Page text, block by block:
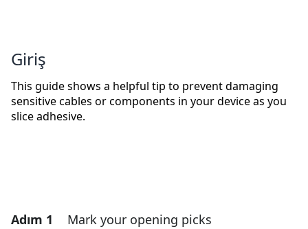
Giriş
This guide shows a helpful tip to prevent damaging
sensitive cables or components in your device as you
slice adhesive.
Adım 1 Mark your opening picks